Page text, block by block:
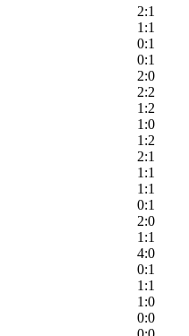
2:1
1:1
0:1
0:1
2:0
2:2
1:2
1:0
1:2
2:1
1:1
1:1
0:1
2:0
1:1
4:0
0:1
1:1
1:0
0:0